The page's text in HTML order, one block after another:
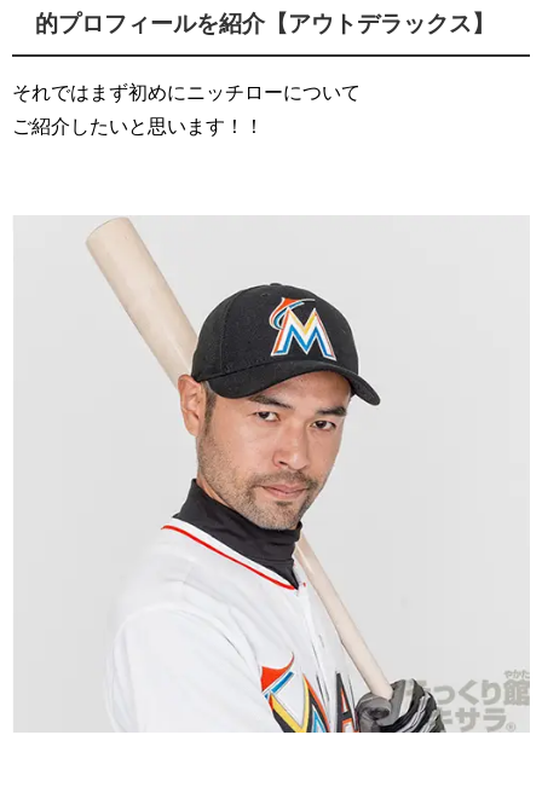
的プロフィールを紹介【アウトデラックス】
それではまず初めにニッチローについて
ご紹介したいと思います！！